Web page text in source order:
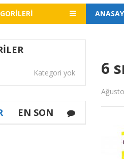
Kategori yok
EN SON
6